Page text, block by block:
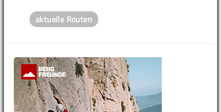
aktuelle Routen